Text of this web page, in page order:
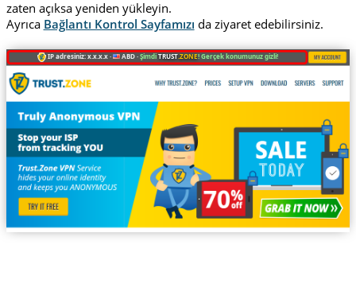
zaten açıksa yeniden yükleyin.
Ayrıca Bağlantı Kontrol Sayfamızı da ziyaret edebilirsiniz.
IP adresiniz: x.x.x.x · ABD ·ŞimdiTRUST.ZONE! Gerçek konumunuz gizli!